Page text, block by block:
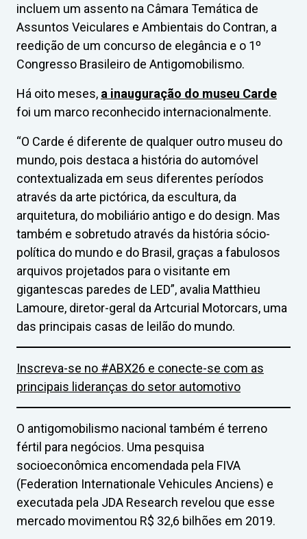
incluem um assento na Câmara Temática de
Assuntos Veiculares e Ambientais do Contran, a
reedição de um concurso de elegância e o 1º
Congresso Brasileiro de Antigomobilismo.
Há oito meses, a inauguração do museu Carde
foi um marco reconhecido internacionalmente.
“O Carde é diferente de qualquer outro museu do
mundo, pois destaca a história do automóvel
contextualizada em seus diferentes períodos
através da arte pictórica, da escultura, da
arquitetura, do mobiliário antigo e do design. Mas
também e sobretudo através da história sócio-
política do mundo e do Brasil, graças a fabulosos
arquivos projetados para o visitante em
gigantescas paredes de LED”, avalia Matthieu
Lamoure, diretor-geral da Artcurial Motorcars, uma
das principais casas de leilão do mundo.
Inscreva-se no #ABX26 e conecte-se com as
principais lideranças do setor automotivo
O antigomobilismo nacional também é terreno
fértil para negócios. Uma pesquisa
socioeconômica encomendada pela FIVA
(Federation Internationale Vehicules Anciens) e
executada pela JDA Research revelou que esse
mercado movimentou R$ 32,6 bilhões em 2019.